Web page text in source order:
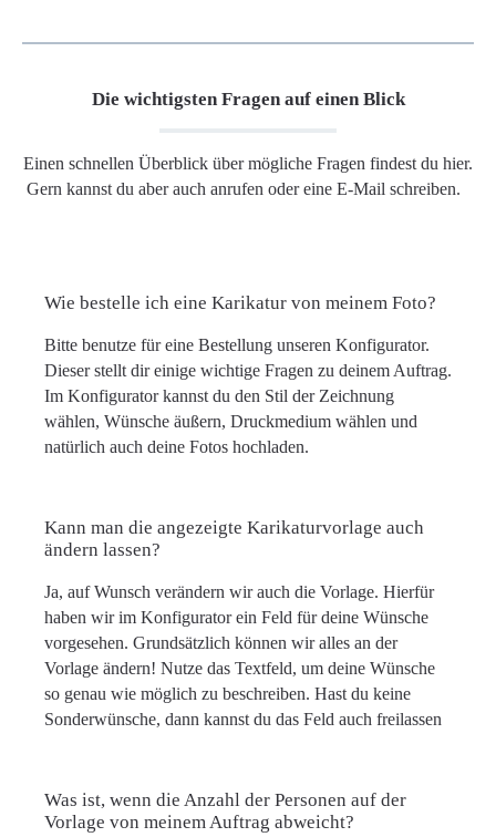
Die wichtigsten Fragen auf einen Blick
Einen schnellen Überblick über mögliche Fragen findest du hier.
Gern kannst du aber auch anrufen oder eine E-Mail schreiben.
Wie bestelle ich eine Karikatur von meinem Foto?
Bitte benutze für eine Bestellung unseren Konfigurator.
Dieser stellt dir einige wichtige Fragen zu deinem Auftrag.
Im Konfigurator kannst du den Stil der Zeichnung
wählen, Wünsche äußern, Druckmedium wählen und
natürlich auch deine Fotos hochladen.
Kann man die angezeigte Karikaturvorlage auch
ändern lassen?
Ja, auf Wunsch verändern wir auch die Vorlage. Hierfür
haben wir im Konfigurator ein Feld für deine Wünsche
vorgesehen. Grundsätzlich können wir alles an der
Vorlage ändern! Nutze das Textfeld, um deine Wünsche
so genau wie möglich zu beschreiben. Hast du keine
Sonderwünsche, dann kannst du das Feld auch freilassen
Was ist, wenn die Anzahl der Personen auf der
Vorlage von meinem Auftrag abweicht?